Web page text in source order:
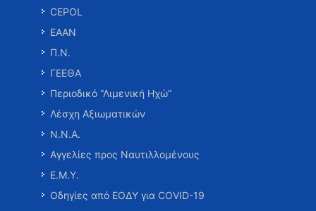
CEPOL
ΕΑΑΝ
Π.Ν.
ΓΕΕΘΑ
Περιοδικό “Λιμενική Ηχώ”
Λέσχη Αξιωματικών
Ν.Ν.Α.
Αγγελίες προς Ναυτιλλομένους
Ε.Μ.Υ.
Οδηγίες από ΕΟΔΥ για COVID-19